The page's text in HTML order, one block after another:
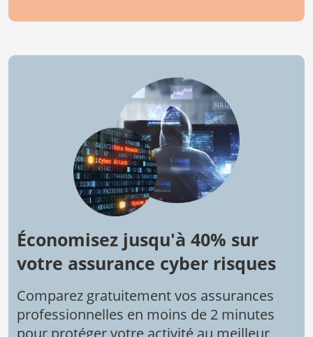
Économisez jusqu'à 40% sur
votre assurance cyber risques
Comparez gratuitement vos assurances
professionnelles en moins de 2 minutes
pour protéger votre activité au meilleur